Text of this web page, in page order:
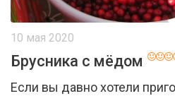
10 мая 2020
Брусника с мёдом
Если вы давно хотели